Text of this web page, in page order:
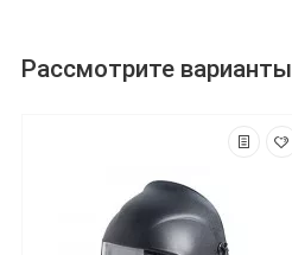
Рассмотрите варианты